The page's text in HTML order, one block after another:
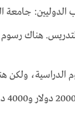
الدوليين:
هناك رسوم
ولكن